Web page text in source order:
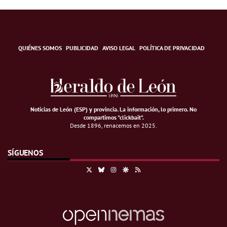
QUIÉNES SOMOS PUBLICIDAD AVISO LEGAL POLÍTICA DE PRIVACIDAD
Noticias de León (ESP) y provincia. La información, lo primero.No
compartimos "clickbait".
Desde 1896, renacemos en 2025.
SÍGUENOS
BlueskyInstagramGoogle Discover